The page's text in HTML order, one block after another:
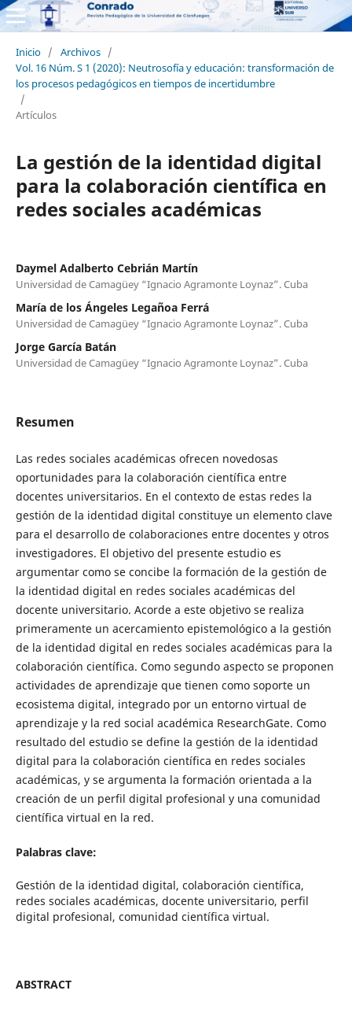
Inicio / Archivos /
Vol. 16 Núm. S 1 (2020): Neutrosofía y educación: transformación de
los procesos pedagógicos en tiempos de incertidumbre
/
Artículos
La gestión de la identidad digital
para la colaboración científica en
redes sociales académicas
Daymel Adalberto Cebrián Martín
Universidad de Camagüey “Ignacio Agramonte Loynaz”. Cuba
María de los Ángeles Legañoa Ferrá
Universidad de Camagüey “Ignacio Agramonte Loynaz”. Cuba
Jorge García Batán
Universidad de Camagüey “Ignacio Agramonte Loynaz”. Cuba
Resumen
Las redes sociales académicas ofrecen novedosas
oportunidades para la colaboración científica entre
docentes universitarios. En el contexto de estas redes la
gestión de la identidad digital constituye un elemento clave
para el desarrollo de colaboraciones entre docentes y otros
investigadores. El objetivo del presente estudio es
argumentar como se concibe la formación de la gestión de
la identidad digital en redes sociales académicas del
docente universitario. Acorde a este objetivo se realiza
primeramente un acercamiento epistemológico a la gestión
de la identidad digital en redes sociales académicas para la
colaboración científica. Como segundo aspecto se proponen
actividades de aprendizaje que tienen como soporte un
ecosistema digital, integrado por un entorno virtual de
aprendizaje y la red social académica ResearchGate. Como
resultado del estudio se define la gestión de la identidad
digital para la colaboración científica en redes sociales
académicas, y se argumenta la formación orientada a la
creación de un perfil digital profesional y una comunidad
científica virtual en la red.
Palabras clave:
Gestión de la identidad digital, colaboración científica,
redes sociales académicas, docente universitario, perfil
digital profesional, comunidad científica virtual.
ABSTRACT